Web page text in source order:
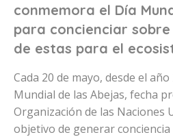
conmemora el Día
para concienciar
de estas para el
Cada 20 de mayo, desde el
Mundial de las Abejas, fecha
Organización de las Naciones
objetivo de generar